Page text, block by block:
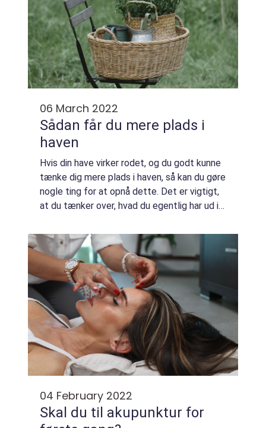
06 March 2022
Sådan får du mere plads i
haven
Hvis din have virker rodet, og du godt kunne
tænke dig mere plads i haven, så kan du gøre
nogle ting for at opnå dette. Det er vigtigt,
at du tænker over, hvad du egentlig har ud i
at have derude. Hvis du g...
04 February 2022
Skal du til akupunktur for